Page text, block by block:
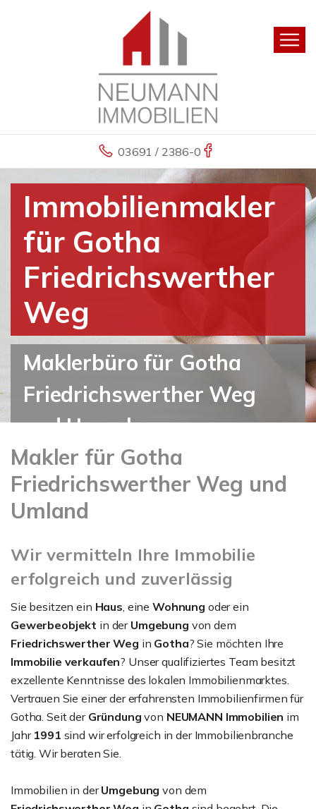
03691 / 2386-0
Immobilienmakler
für Gotha
Friedrichswerther
Weg
Maklerbüro für Gotha
Friedrichswerther Weg
und Umgebung
Makler für Gotha
Friedrichswerther Weg und
Umland
Wir vermitteln Ihre Immobilie
erfolgreich und zuverlässig
Sie besitzen ein Haus, eine Wohnung oder ein
Gewerbeobjekt in der Umgebung von dem
Friedrichswerther Weg in Gotha? Sie möchten Ihre
Immobilie verkaufen? Unser qualifiziertes Team besitzt
exzellente Kenntnisse des lokalen Immobilienmarktes.
Vertrauen Sie einer der erfahrensten Immobilienfirmen für
Gotha. Seit der Gründungvon NEUMANN Immobilien im
Jahr 1991 sind wir erfolgreich in der Immobilienbranche
tätig. Wir beraten Sie.
Immobilien in derUmgebung von dem